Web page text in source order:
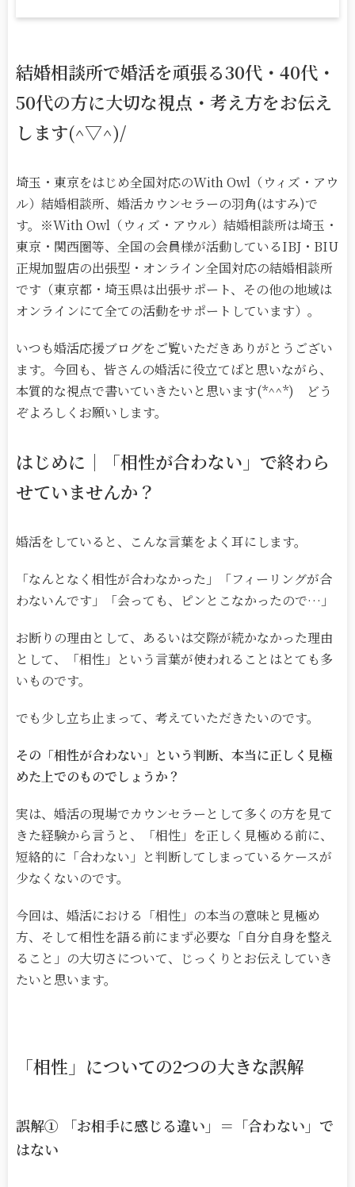
結婚相談所で婚活を頑張る30代・40代・
50代の方に大切な視点・考え方をお伝え
します(^▽^)/
埼玉・東京をはじめ全国対応のWith Owl（ウィズ・アウ
ル）結婚相談所、婚活カウンセラーの羽角(はすみ)で
す。※With Owl（ウィズ・アウル）結婚相談所は埼玉・
東京・関西圏等、全国の会員様が活動しているIBJ・BIU
正規加盟店の出張型・オンライン全国対応の結婚相談所
です（東京都・埼玉県は出張サポート、その他の地域は
オンラインにて全ての活動をサポートしています）。
いつも婚活応援ブログをご覧いただきありがとうござい
ます。今回も、皆さんの婚活に役立てばと思いながら、
本質的な視点で書いていきたいと思います(*^^*) どう
ぞよろしくお願いします。
はじめに｜
「相性が合わない」で終わら
せていませんか？
婚活をしていると、こんな言葉をよく耳にします。
「なんとなく相性が合わなかった」「フィーリングが合
わないんです」「会っても、ピンとこなかったので… 」
お断りの理由として、あるいは交際が続かなかった理由
として、「相性」という言葉が使われることはとても多
いものです。
でも少し立ち止まって、考えていただきたいのです。
その「相性が合わない」という判断、本当に正しく見極
めた上でのものでしょうか？
実は、婚活の現場でカウンセラーとして多くの方を見て
きた経験から言うと、「相性」を正しく見極める前に、
短絡的に「合わない」と判断してしまっているケースが
少なくないのです。
今回は、婚活における「相性」の本当の意味と見極め
方、そして相性を語る前にまず必要な「自分自身を整え
ること」の大切さについて、じっくりとお伝えしていき
たいと思います。
「相性」についての2つの大きな誤解
誤解①
「お相手に感じる違い」＝「合わない」で
はない